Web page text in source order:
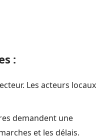
:
Les acteurs locaux
demandent une
et les délais.